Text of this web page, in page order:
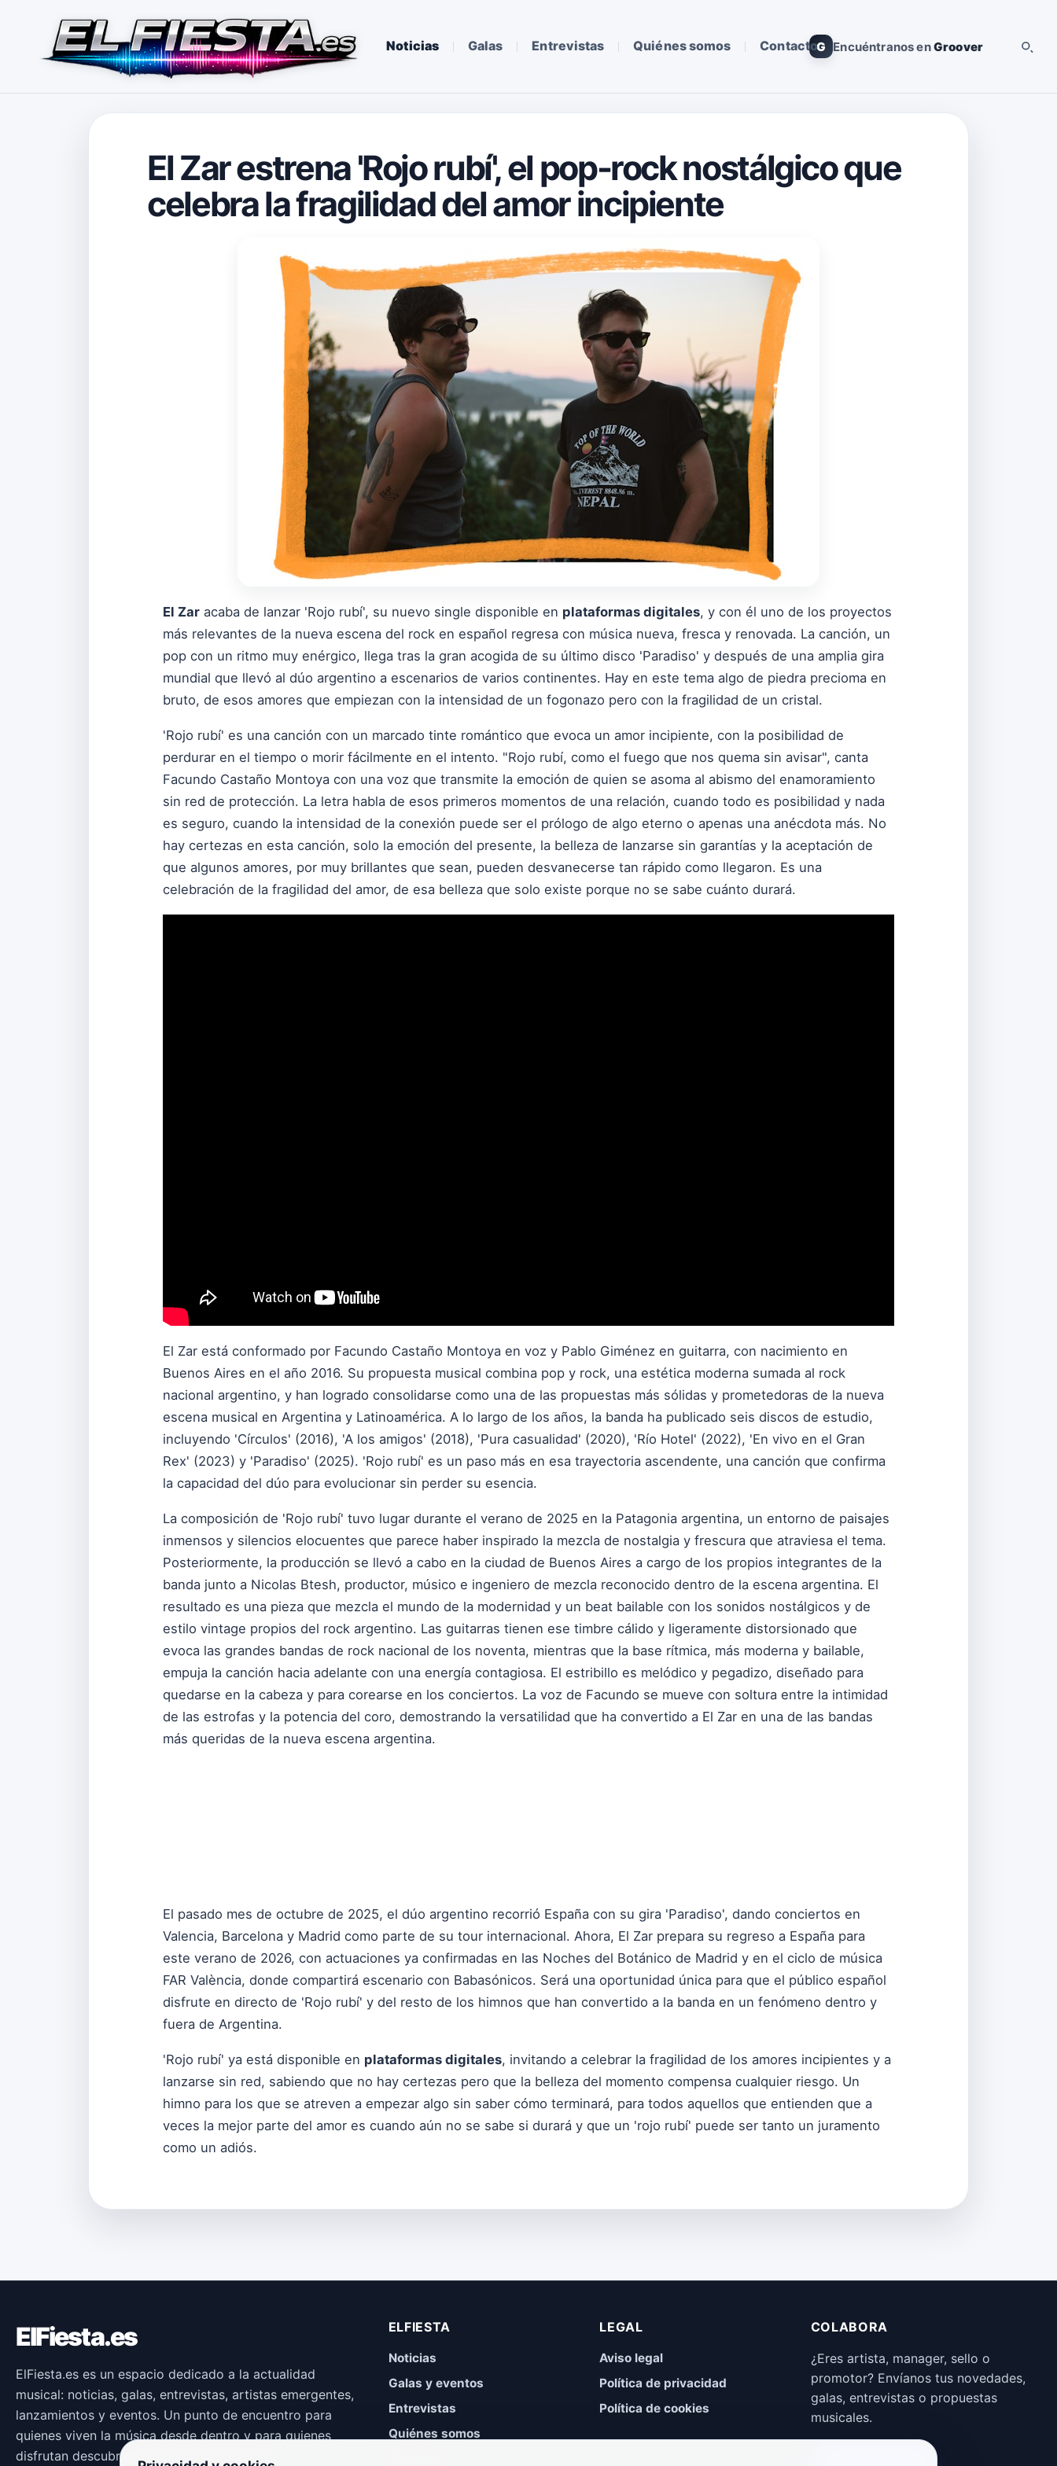
Noticias Galas Entrevistas Quiénes somos ContactoG Encuéntranos enGroover
El Zar estrena 'Rojo rubí', el pop-rock nostálgico que
celebra la fragilidad del amor incipiente
El Zar acaba de lanzar 'Rojo rubí', su nuevo single disponible en plataformas digitales, y con él uno de los proyectos
más relevantes de la nueva escena del rock en español regresa con música nueva, fresca y renovada. La canción, un
pop con un ritmo muy enérgico, llega tras la gran acogida de su último disco 'Paradiso' y después de una amplia gira
mundial que llevó al dúo argentino a escenarios de varios continentes. Hay en este tema algo de piedra precioma en
bruto, de esos amores que empiezan con la intensidad de un fogonazo pero con la fragilidad de un cristal.
'Rojo rubí' es una canción con un marcado tinte romántico que evoca un amor incipiente, con la posibilidad de
perdurar en el tiempo o morir fácilmente en el intento. "Rojo rubí, como el fuego que nos quema sin avisar", canta
Facundo Castaño Montoya con una voz que transmite la emoción de quien se asoma al abismo del enamoramiento
sin red de protección. La letra habla de esos primeros momentos de una relación, cuando todo es posibilidad y nada
es seguro, cuando la intensidad de la conexión puede ser el prólogo de algo eterno o apenas una anécdota más. No
hay certezas en esta canción, solo la emoción del presente, la belleza de lanzarse sin garantías y la aceptación de
que algunos amores, por muy brillantes que sean, pueden desvanecerse tan rápido como llegaron. Es una
celebración de la fragilidad del amor, de esa belleza que solo existe porque no se sabe cuánto durará.
El Zar está conformado por Facundo Castaño Montoya en voz y Pablo Giménez en guitarra, con nacimiento en
Buenos Aires en el año 2016. Su propuesta musical combina pop y rock, una estética moderna sumada al rock
nacional argentino, y han logrado consolidarse como una de las propuestas más sólidas y prometedoras de la nueva
escena musical en Argentina y Latinoamérica. A lo largo de los años, la banda ha publicado seis discos de estudio,
incluyendo 'Círculos' (2016), 'A los amigos' (2018), 'Pura casualidad' (2020), 'Río Hotel' (2022), 'En vivo en el Gran
Rex' (2023) y 'Paradiso' (2025). 'Rojo rubí' es un paso más en esa trayectoria ascendente, una canción que confirma
la capacidad del dúo para evolucionar sin perder su esencia.
La composición de 'Rojo rubí' tuvo lugar durante el verano de 2025 en la Patagonia argentina, un entorno de paisajes
inmensos y silencios elocuentes que parece haber inspirado la mezcla de nostalgia y frescura que atraviesa el tema.
Posteriormente, la producción se llevó a cabo en la ciudad de Buenos Aires a cargo de los propios integrantes de la
banda junto a Nicolas Btesh, productor, músico e ingeniero de mezcla reconocido dentro de la escena argentina. El
resultado es una pieza que mezcla el mundo de la modernidad y un beat bailable con los sonidos nostálgicos y de
estilo vintage propios del rock argentino. Las guitarras tienen ese timbre cálido y ligeramente distorsionado que
evoca las grandes bandas de rock nacional de los noventa, mientras que la base rítmica, más moderna y bailable,
empuja la canción hacia adelante con una energía contagiosa. El estribillo es melódico y pegadizo, diseñado para
quedarse en la cabeza y para corearse en los conciertos. La voz de Facundo se mueve con soltura entre la intimidad
de las estrofas y la potencia del coro, demostrando la versatilidad que ha convertido a El Zar en una de las bandas
más queridas de la nueva escena argentina.
El pasado mes de octubre de 2025, el dúo argentino recorrió España con su gira 'Paradiso', dando conciertos en
Valencia, Barcelona y Madrid como parte de su tour internacional. Ahora, El Zar prepara su regreso a España para
este verano de 2026, con actuaciones ya confirmadas en las Noches del Botánico de Madrid y en el ciclo de música
FAR València, donde compartirá escenario con Babasónicos. Será una oportunidad única para que el público español
disfrute en directo de 'Rojo rubí' y del resto de los himnos que han convertido a la banda en un fenómeno dentro y
fuera de Argentina.
'Rojo rubí' ya está disponible en plataformas digitales, invitando a celebrar la fragilidad de los amores incipientes y a
lanzarse sin red, sabiendo que no hay certezas pero que la belleza del momento compensa cualquier riesgo. Un
himno para los que se atreven a empezar algo sin saber cómo terminará, para todos aquellos que entienden que a
veces la mejor parte del amor es cuando aún no se sabe si durará y que un 'rojo rubí' puede ser tanto un juramento
como un adiós.
ElFiesta.es
ElFiesta.es es un espacio dedicado a la actualidad
musical: noticias, galas, entrevistas, artistas emergentes,
lanzamientos y eventos. Un punto de encuentro para
quienes viven la música desde dentro y para quienes
disfrutan descubriendo nuevas propuestas.
ELFIESTA
Noticias
Galas y eventos
Entrevistas
Quiénes somos
LEGAL
Aviso legal
Política de privacidad
Política de cookies
COLABORA
¿Eres artista, manager, sello o
promotor? Envíanos tus novedades,
galas, entrevistas o propuestas
musicales.